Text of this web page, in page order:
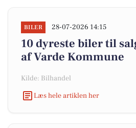
BILER 28-07-2026 14:15
10 dyreste biler til
af Varde Kommune
Kilde: Bilhandel
Læs hele artiklen her